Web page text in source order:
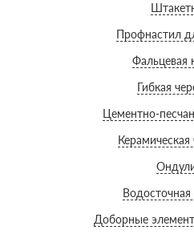
Профнастил
Фальцевая
Гибкая
Цементно-
Керамическая
Водосточная
Доборные